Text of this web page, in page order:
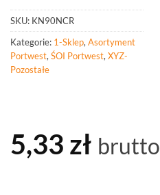
SKU: KN90NCR
Kategorie: 1-Sklep,Asortyment
Portwest,ŚOI Portwest,XYZ-
Pozostałe
5,33 zł brutto